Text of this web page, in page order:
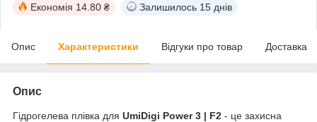
Економія 14.80 ₴ Залишилось 15 днів
Опис Характеристики Відгуки про товар Доставка
Опис
Гідрогелева плівка для UmiDigi Power 3 | F2 - це захисна